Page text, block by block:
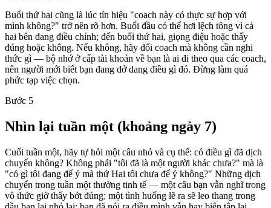
Buổi thứ hai cũng là lúc tín hiệu "coach này có thực sự hợp với
mình không?" trở nên rõ hơn. Buổi đầu có thể hơi lệch tông vì cả
hai bên đang điều chỉnh; đến buổi thứ hai, giọng điệu hoặc thấy
đúng hoặc không. Nếu không, hãy đổi coach mà không cần nghi
thức gì — bộ nhớ ở cấp tài khoản về bạn là ai đi theo qua các coach,
nên người mới biết bạn đang dở dang điều gì đó. Đừng làm quá
phức tạp việc chọn.
Bước 5
Nhìn lại tuần một (khoảng ngày 7)
Cuối tuần một, hãy tự hỏi một câu nhỏ và cụ thể: có điều gì đã dịch
chuyển không? Không phải "tôi đã là một người khác chưa?" mà là
"có gì tôi đang để ý mà thứ Hai tôi chưa để ý không?" Những dịch
chuyển trong tuần một thường tinh tế — một câu bạn vẫn nghĩ trong
vô thức giờ thấy bớt đúng; một tình huống lẽ ra sẽ leo thang trong